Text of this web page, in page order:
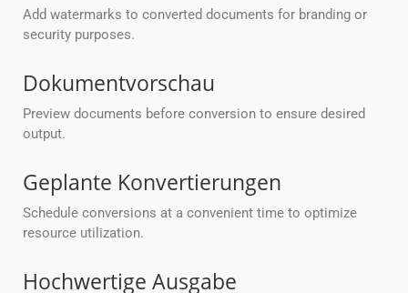
Add watermarks to converted documents for branding or
security purposes.
Dokumentvorschau
Preview documents before conversion to ensure desired
output.
Geplante Konvertierungen
Schedule conversions at a convenient time to optimize
resource utilization.
Hochwertige Ausgabe